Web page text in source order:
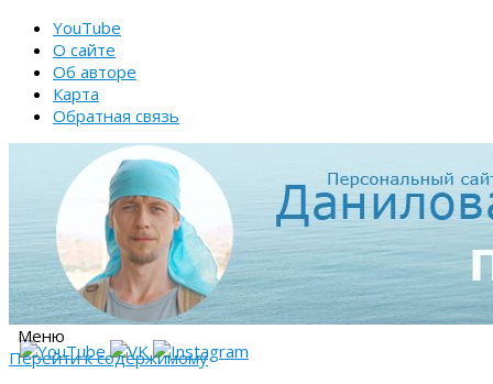
YouTube
О сайте
Об авторе
Карта
Обратная связь
Меню
Перейти к содержимому